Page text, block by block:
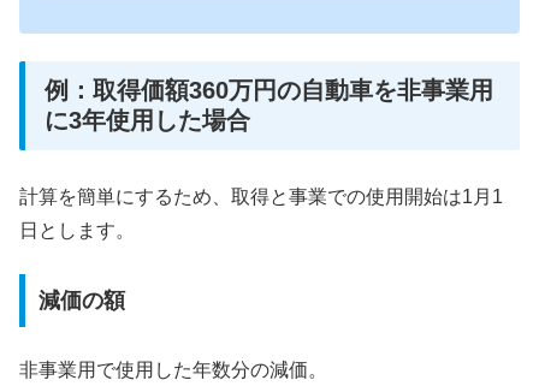
例：取得価額360万円の自動車を非事業用
に3年使用した場合
計算を簡単にするため、取得と事業での使用開始は1月1
日とします。
減価の額
非事業用で使用した年数分の減価。